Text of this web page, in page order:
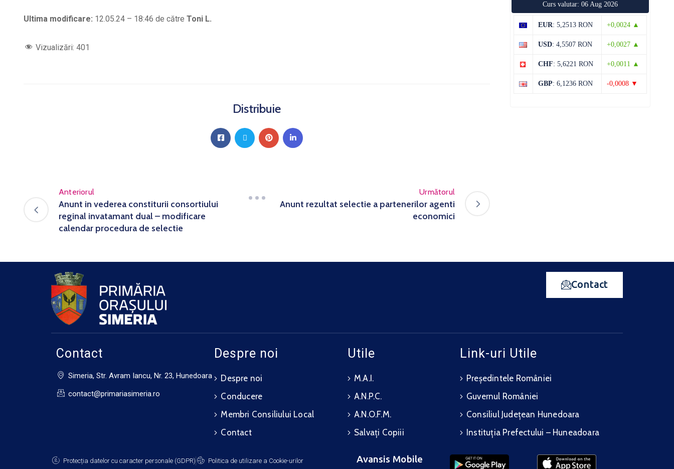
Ultima modificare: 12.05.24 – 18:46 de către Toni L.
Vizualizări: 401
Distribuie
Anteriorul
Anunt in vederea constiturii consortiului
reginal invatamant dual – modificare
calendar procedura de selectie
Următorul
Anunt rezultat selectie a partenerilor agenti
economici
Curs valutar: 06 Aug 2026
EUR: 5,2513 RON +0,0024 ▲
USD: 4,5507 RON +0,0027 ▲
CHF: 5,6221 RON +0,0011 ▲
GBP: 6,1236 RON -0,0008 ▼
Contact
Contact
Simeria, Str. Avram Iancu, Nr. 23, Hunedoara
contact@primariasimeria.ro
Despre noi
Despre noi
Conducere
Membri Consiliului Local
Contact
Utile
M.A.I.
A.N.P.C.
A.N.O.F.M.
Salvați Copiii
Link-uri Utile
Președintele României
Guvernul României
Consiliul Județean Hunedoara
Instituția Prefectului – Huneadoara
Protecția datelor cu caracter personale (GDPR) Politica de utilizare a Cookie-urilor Avansis Mobile